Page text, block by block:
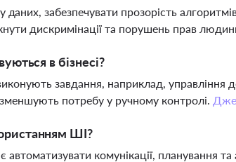
забезпечувати прозорість
дискримінації та порушень прав
в бізнесі?
завдання, наприклад, управління
потребу у ручному контролі.
ШІ?
комунікації, планування